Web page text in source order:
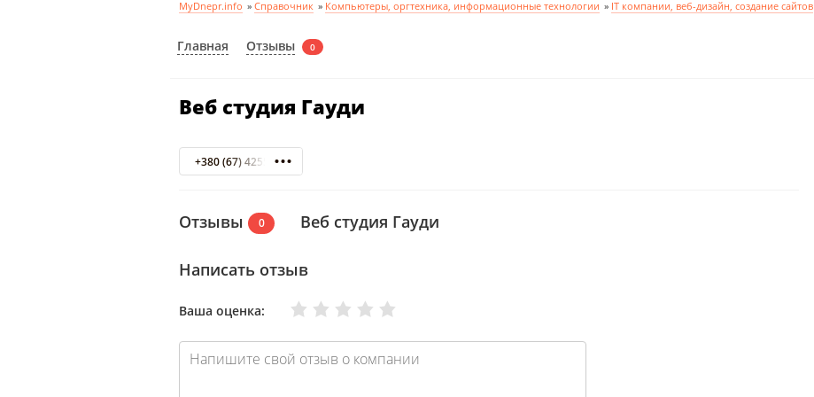
MyDnepr.info » Справочник » Компьютеры, оргтехника, информационные технологии » IT компании, веб-дизайн, создание сайтов
Главная Отзывы 0
Веб студия Гауди
+380 (67) 4255006
Отзывы 0 Веб студия Гауди
Написать отзыв
Ваша оценка: Отлично
Хорошо
Нормально
Плохо
Очень плохо